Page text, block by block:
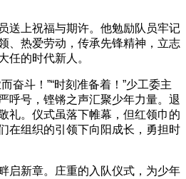
送上祝福与期许。他勉励队员牢记
、热爱劳动，传承先锋精神，立志
任的时代新人。
奋斗！”“时刻准备着！”少工委主
呼号，铿锵之声汇聚少年力量。退
礼。仪式虽落下帷幕，但红领巾的
在组织的引领下向阳成长，勇担时
启新章。庄重的入队仪式，为少年